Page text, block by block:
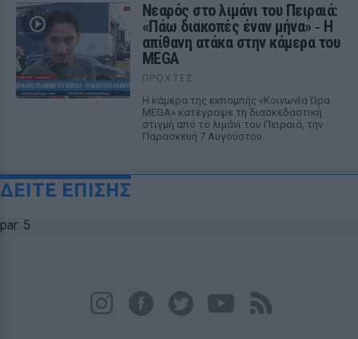
Νεαρός στο λιμάνι του Πειραιά:
«Πάω διακοπές έναν μήνα» ‑ Η
απίθανη ατάκα στην κάμερα του
MEGA
ΠΡΟΧΤΈΣ
Η κάμερα της εκπομπής «Κοινωνία Ώρα
MEGA» κατέγραψε τη διασκεδαστική
στιγμή από το λιμάνι του Πειραιά, την
Παρασκευή 7 Αυγούστου.
ΔΕΙΤΕ ΕΠΙΣΗΣ
par: 5